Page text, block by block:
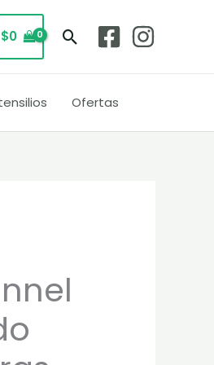
$0 Buscar
Ofertas